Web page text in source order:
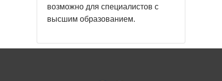
возможно для специалистов с
высшим образованием.